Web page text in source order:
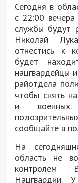
Сегодня в
с 22:00
службы будут
Николай
отнестись к
будет
нацгвардейцы
райотдела
чтобы снять
и
сообщайте в
На
область не
контролем
Нацгвардии.